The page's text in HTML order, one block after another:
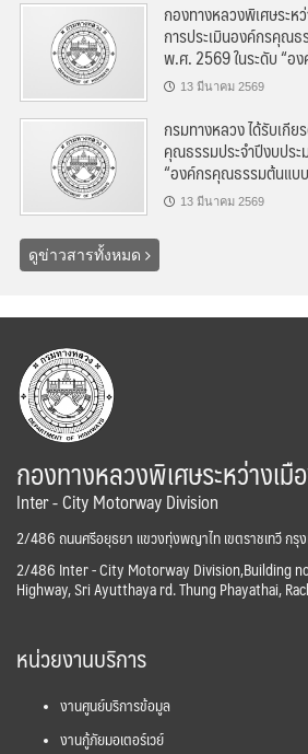
กองทางหลวงพิเศษระห
การประเมินองค์กรคุณ
พ.ศ. 2569 ในระดับ “
13 มีนาคม 2569
กรมทางหลวง ได้รับเกี
คุณธรรมประจำปีงบปร
“องค์กรคุณธรรมต้นแบ
13 มีนาคม 2569
ดูข่าวสารทั้งหมด
กองทางหลวงพิเศษระหว่างเมื
Inter - City Motorway Division
2/486 ถนนศรีอยุธยา แขวงทุ่งพญาไท เขตราชเทวี กรุ
2/486 Inter - City Motorway Division,Building
Highway, Sri Ayutthaya rd. Thung Phayathai,
หน่วยงานบริการ
งานศูนย์บริการข้อมูล
งานกู้ภัยมอเตอร์เวย์